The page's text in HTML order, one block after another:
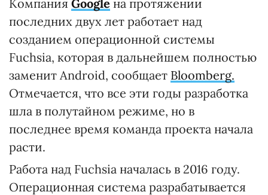
Компания Google на протяжении
последних двух лет работает над
созданием операционной системы
Fuchsia, которая в дальнейшем полностью
заменит Android, сообщает Bloomberg.
Отмечается, что все эти годы разработка
шла в полутайном режиме, но в
последнее время команда проекта начала
расти.
Работа над Fuchsia началась в 2016 году.
Операционная система разрабатывается